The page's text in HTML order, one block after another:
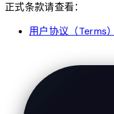
正式条款请查看：
用户协议（Terms）